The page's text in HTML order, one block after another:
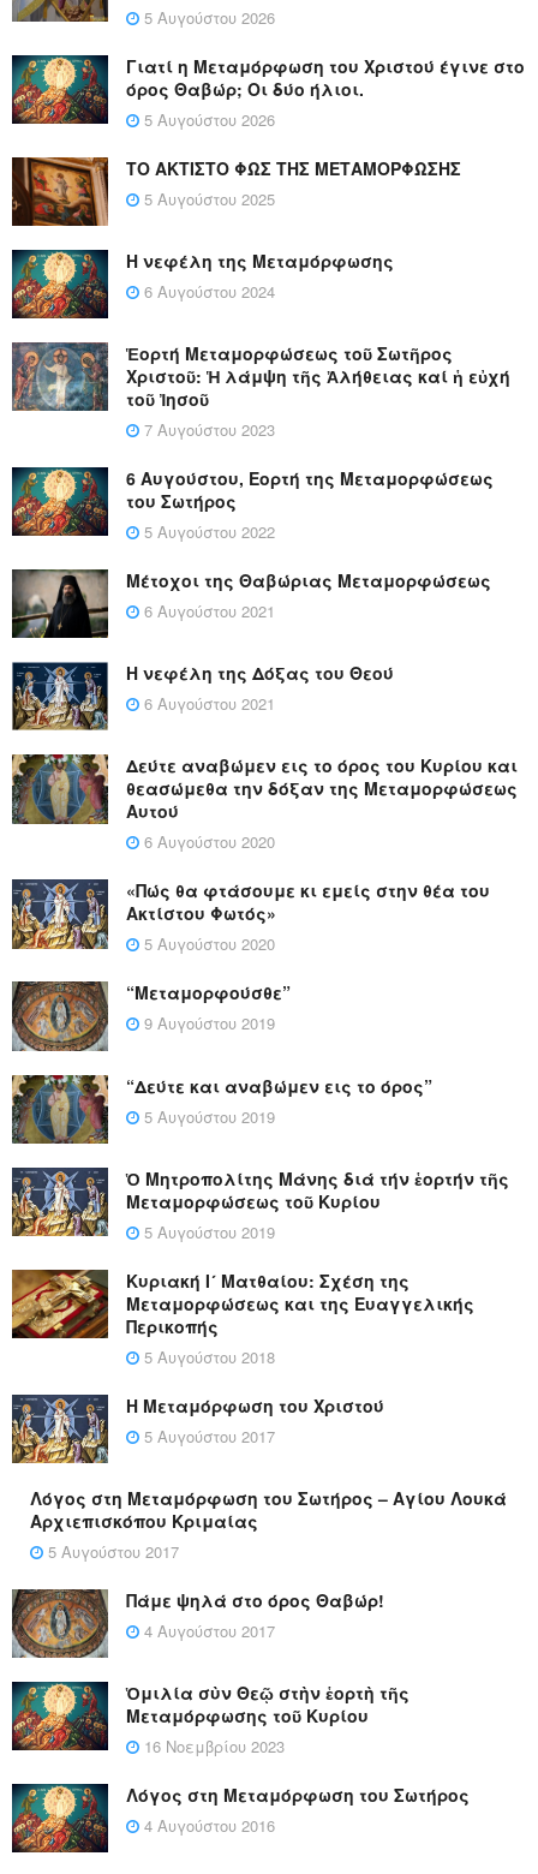
5 Αυγούστου 2026
Γιατί η Μεταμόρφωση του Χριστού έγινε στο
όρος Θαβώρ; Οι δύο ήλιοι.
5 Αυγούστου 2026
ΤΟ ΑΚΤΙΣΤΟ ΦΩΣ ΤΗΣ ΜΕΤΑΜΟΡΦΩΣΗΣ
5 Αυγούστου 2025
Η νεφέλη της Μεταμόρφωσης
6 Αυγούστου 2024
Ἑορτή Μεταμορφώσεως τοῦ Σωτῆρος
Χριστοῦ: Ἡ λάμψη τῆς Ἀλήθειας καί ἡ εὐχή
τοῦ Ἰησοῦ
7 Αυγούστου 2023
6 Αυγούστου, Εορτή της Μεταμορφώσεως
του Σωτήρος
5 Αυγούστου 2022
Μέτοχοι της Θαβώριας Μεταμορφώσεως
6 Αυγούστου 2021
Η νεφέλη της Δόξας του Θεού
6 Αυγούστου 2021
Δεύτε αναβώμεν εις το όρος του Κυρίου και
θεασώμεθα την δόξαν της Μεταμορφώσεως
Αυτού
6 Αυγούστου 2020
«Πώς θα φτάσουμε κι εμείς στην θέα του
Ακτίστου Φωτός»
5 Αυγούστου 2020
“Μεταμορφούσθε”
9 Αυγούστου 2019
“Δεύτε και αναβώμεν εις το όρος”
5 Αυγούστου 2019
Ὁ Μητροπολίτης Μάνης διά τήν ἑορτήν τῆς
Μεταμορφώσεως τοῦ Κυρίου
5 Αυγούστου 2019
Κυριακή Ι´ Ματθαίου: Σχέση της
Μεταμορφώσεως και της Ευαγγελικής
Περικοπής
5 Αυγούστου 2018
Η Μεταμόρφωση του Χριστού
5 Αυγούστου 2017
Λόγος στη Μεταμόρφωση του Σωτήρος – Αγίου Λουκά
Αρχιεπισκόπου Κριμαίας
5 Αυγούστου 2017
Πάμε ψηλά στο όρος Θαβώρ!
4 Αυγούστου 2017
Ὁμιλία σὺν Θεῷ στὴν ἑορτὴ τῆς
Μεταμόρφωσης τοῦ Κυρίου
16 Νοεμβρίου 2023
Λόγος στη Μεταμόρφωση του Σωτήρος
4 Αυγούστου 2016